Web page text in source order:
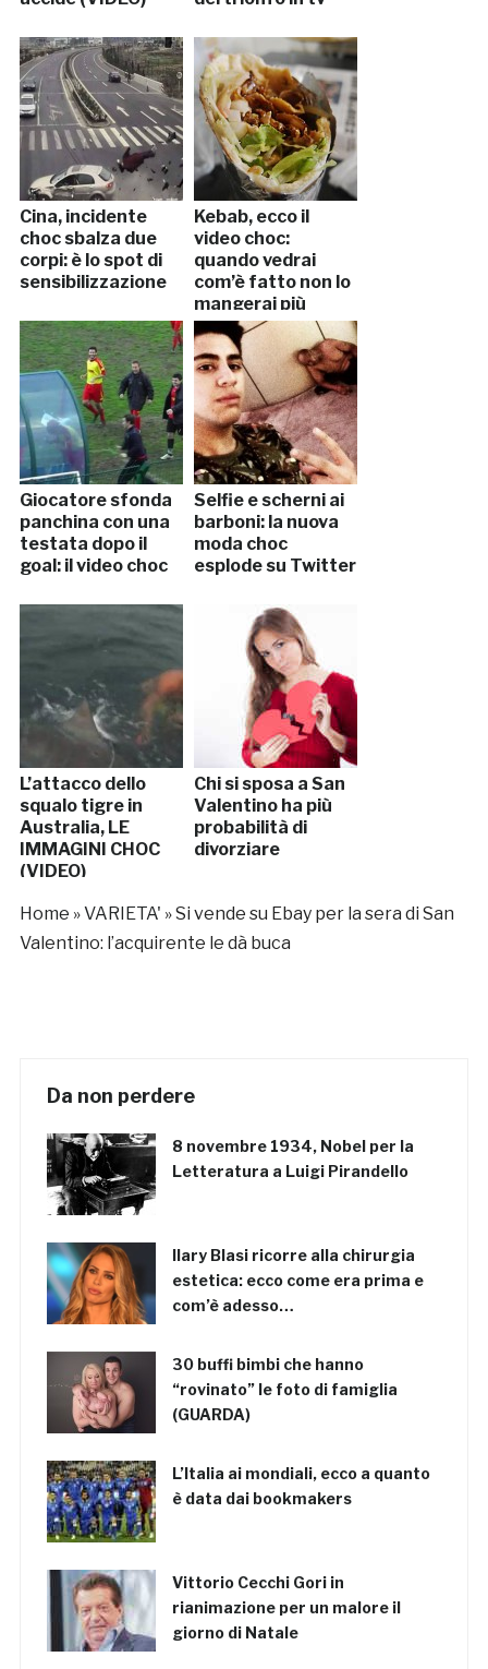
Cina, incidente
choc sbalza due
corpi: è lo spot di
sensibilizzazione
Kebab, ecco il
video choc:
quando vedrai
com’è fatto non lo
mangerai più
Giocatore sfonda
panchina con una
testata dopo il
goal: il video choc
Selfie e scherni ai
barboni: la nuova
moda choc
esplode su Twitter
L’attacco dello
squalo tigre in
Australia, LE
IMMAGINI CHOC
(VIDEO)
Chi si sposa a San
Valentino ha più
probabilità di
divorziare
Home »VARIETA' »Si vende su Ebay per la sera di San
Valentino: l’acquirente le dà buca
Da non perdere
8 novembre 1934, Nobel per la
Letteratura a Luigi Pirandello
Ilary Blasi ricorre alla chirurgia
estetica: ecco come era prima e
com’è adesso…
30 buffi bimbi che hanno
“rovinato” le foto di famiglia
(GUARDA)
L’Italia ai mondiali, ecco a quanto
è data dai bookmakers
Vittorio Cecchi Gori in
rianimazione per un malore il
giorno di Natale